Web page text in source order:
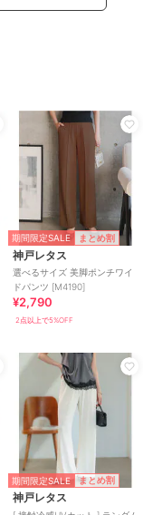
期間限定SALE まとめ割
神戸レタス
選べるサイズ 美脚ポンチワイ
ドパンツ [M4190]
¥2,790
2点以上で5%OFF
期間限定SALE まとめ割
神戸レタス